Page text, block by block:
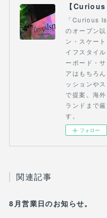
「Curious
のオープン
ン・スケー
イフスタイ
ーボード・
アはもちろ
ッションや
で提案。海
ランドまで
す。
フォロー
関連記事
8月営業日のお知らせ。